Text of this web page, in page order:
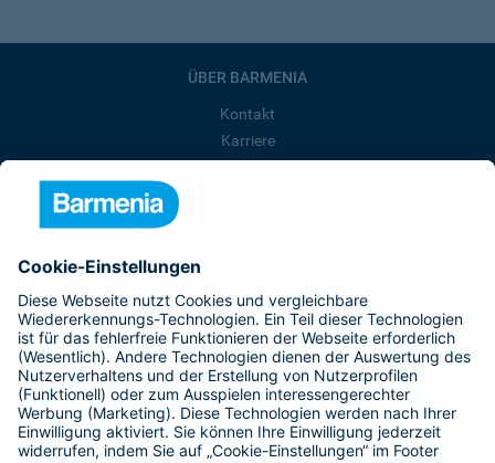
ÜBER BARMENIA
Kontakt
Karriere
Barmenia ist Teil der BarmeniaGothaer
BELIEBTE SEITEN
Kranken-Zusatzversicherung
Tierversicherungen
Haftpflichtversicherung
Hausratversicherung